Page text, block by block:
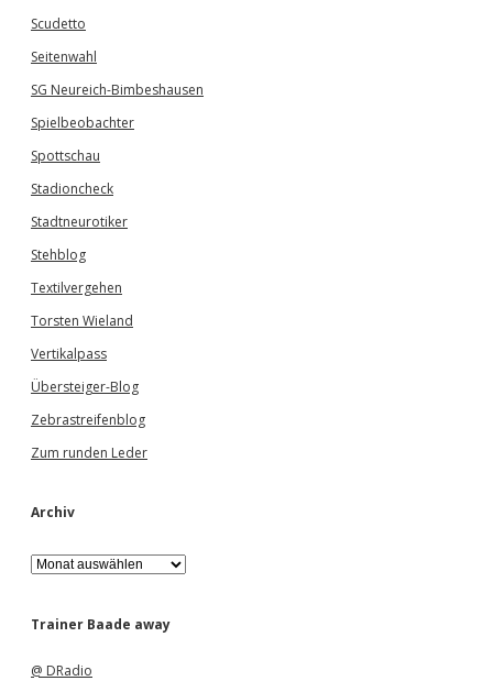
Scudetto
Seitenwahl
SG Neureich-Bimbeshausen
Spielbeobachter
Spottschau
Stadioncheck
Stadtneurotiker
Stehblog
Textilvergehen
Torsten Wieland
Vertikalpass
Übersteiger-Blog
Zebrastreifenblog
Zum runden Leder
Archiv
A
r
h
Trainer Baade away
@ DRadio